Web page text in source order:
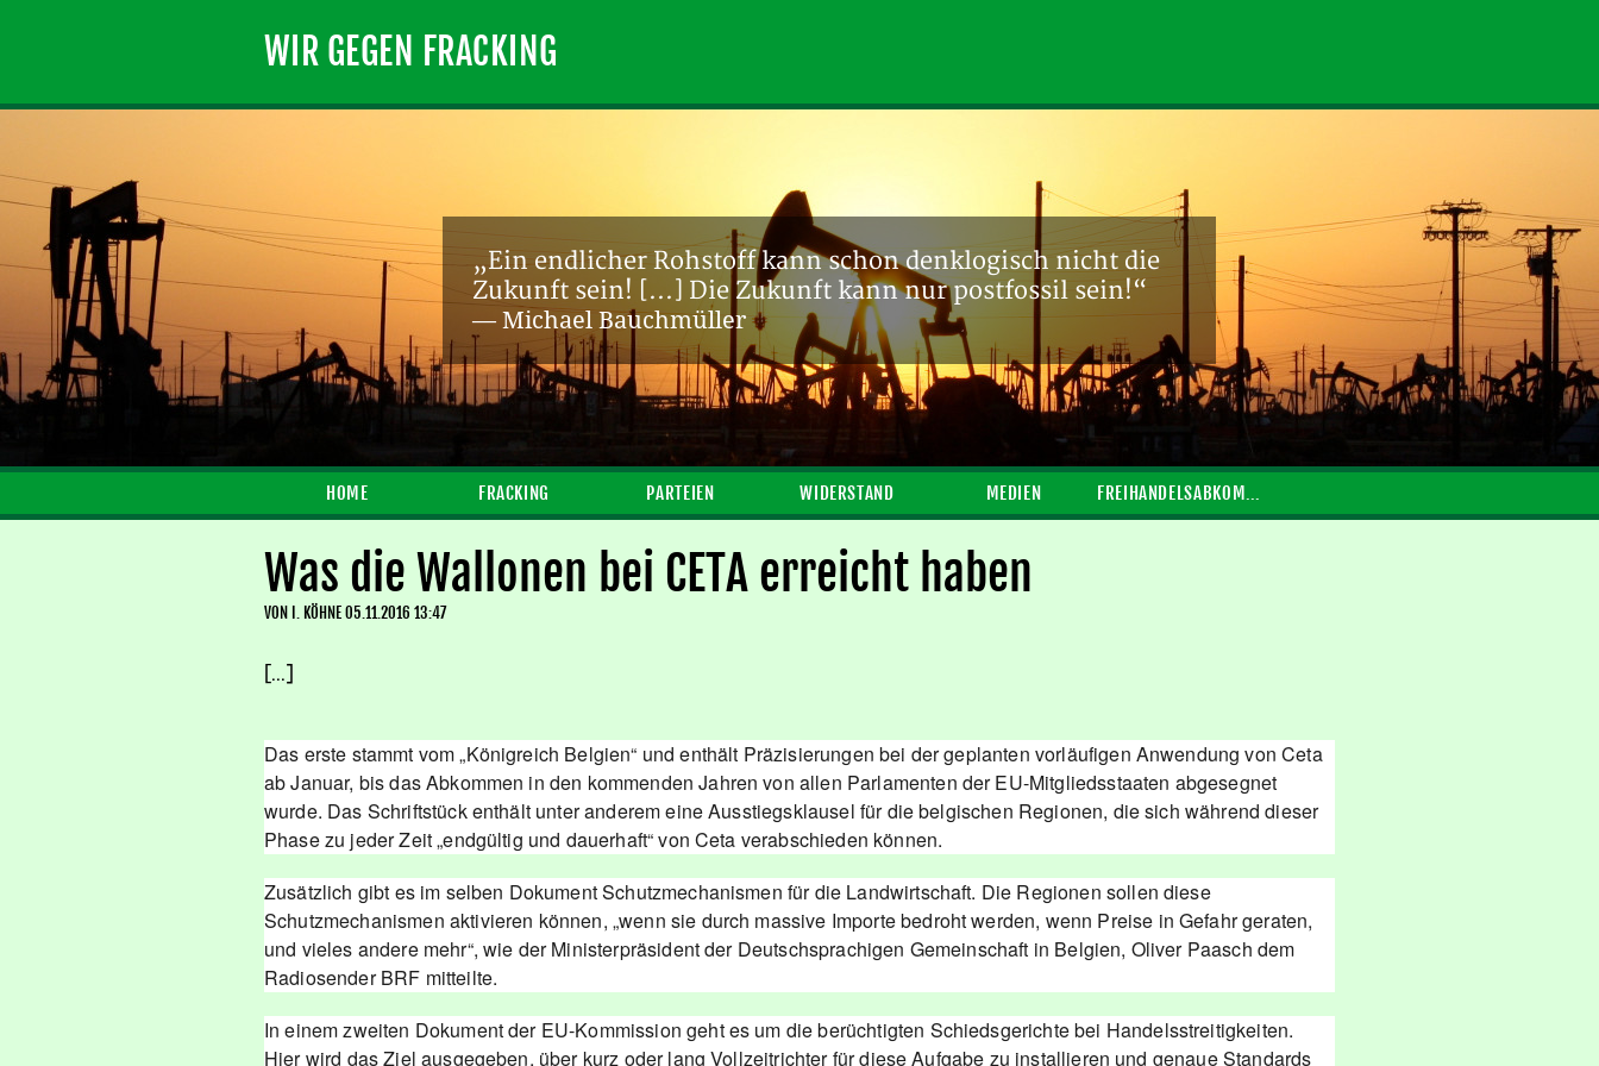
WIR GEGEN FRACKING
„Ein endlicher Rohstoff kann schon denklogisch nicht die
Zukunft sein! [...] Die Zukunft kann nur postfossil sein!“
— Michael Bauchmüller
HOME FRACKING PARTEIEN WIDERSTAND MEDIEN FREIHANDELSABKOMMEN
Was die Wallonen bei CETA erreicht haben
VON I. KÖHNE05.11.2016 13:47
[...]
Das erste stammt vom „Königreich Belgien“ und enthält Präzisierungen bei der geplanten vorläufigen Anwendung von Ceta
ab Januar, bis das Abkommen in den kommenden Jahren von allen Parlamenten der EU-Mitgliedsstaaten abgesegnet
wurde. Das Schriftstück enthält unter anderem eine Ausstiegsklausel für die belgischen Regionen, die sich während dieser
Phase zu jeder Zeit „endgültig und dauerhaft“ von Ceta verabschieden können.
Zusätzlich gibt es im selben Dokument Schutzmechanismen für die Landwirtschaft. Die Regionen sollen diese
Schutzmechanismen aktivieren können, „wenn sie durch massive Importe bedroht werden, wenn Preise in Gefahr geraten,
und vieles andere mehr“, wie der Ministerpräsident der Deutschsprachigen Gemeinschaft in Belgien, Oliver Paasch dem
Radiosender BRF mitteilte.
In einem zweiten Dokument der EU-Kommission geht es um die berüchtigten Schiedsgerichte bei Handelsstreitigkeiten.
Hier wird das Ziel ausgegeben, über kurz oder lang Vollzeitrichter für diese Aufgabe zu installieren und genaue Standards